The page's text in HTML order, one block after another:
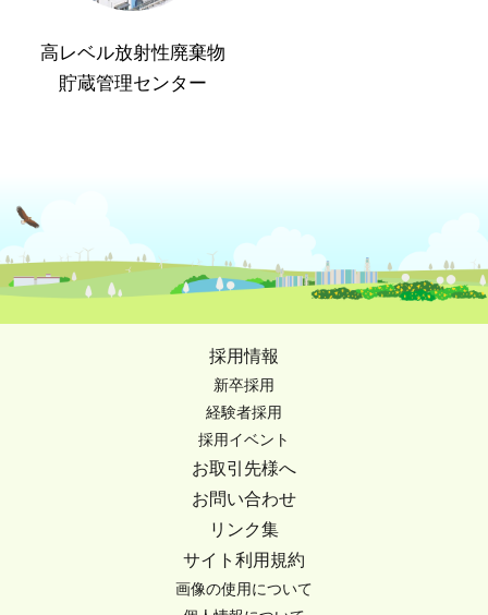
高レベル放射性廃棄物
貯蔵管理センター
採用情報
新卒採用
経験者採用
採用イベント
お取引先様へ
お問い合わせ
リンク集
サイト利用規約
画像の使用について